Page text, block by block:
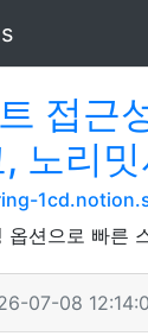
접근
노리
옵션으로 빠른
07-08